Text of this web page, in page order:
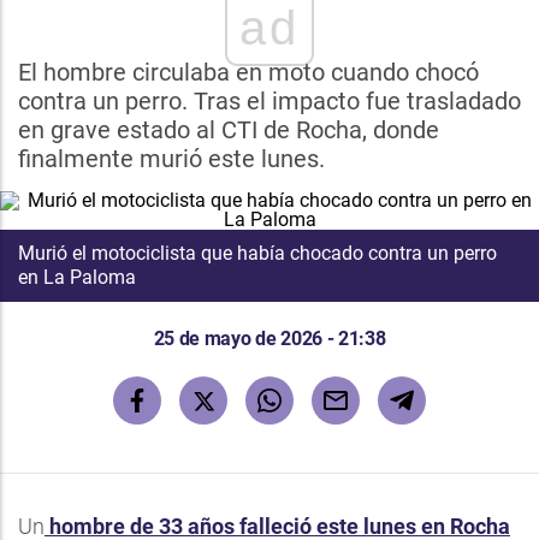
ad
El hombre circulaba en moto cuando chocó
contra un perro. Tras el impacto fue trasladado
en grave estado al CTI de Rocha, donde
finalmente murió este lunes.
Murió el motociclista que había chocado contra un perro
en La Paloma
25 de mayo de 2026 - 21:38
Un hombre de 33 años falleció este lunes en Rocha